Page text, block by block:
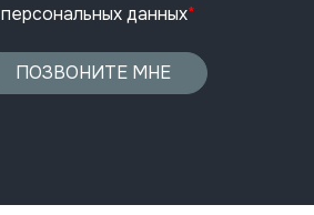
персональных данных*
ПОЗВОНИТЕ МНЕ